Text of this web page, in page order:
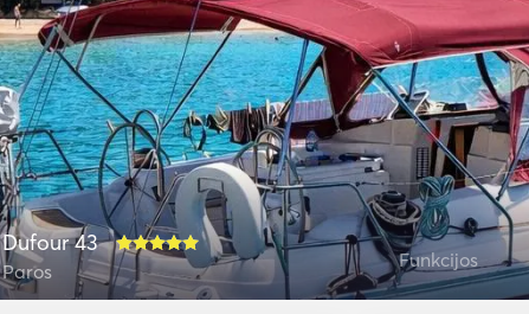
Dufour 43
Paros Funkcijos